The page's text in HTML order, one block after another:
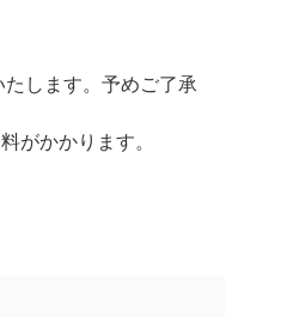
します。予めご了承
がかかります。